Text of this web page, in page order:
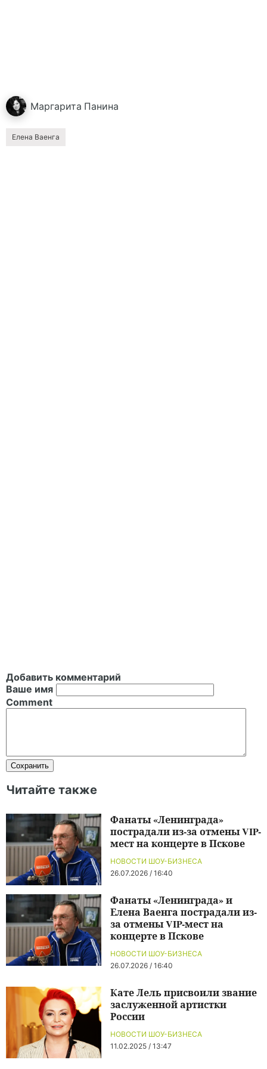
Маргарита Панина
Елена Ваенга
Добавить комментарий
Ваше имя
Comment
Читайте также
НОВОСТИ ШОУ-БИЗНЕСА
26.07.2026 / 16:40
Фанаты «Ленинграда»
пострадали из-за отмены VIP-
мест на концерте в Пскове
НОВОСТИ ШОУ-БИЗНЕСА
26.07.2026 / 16:40
Фанаты «Ленинграда» и
Елена Ваенга пострадали из-
за отмены VIP-мест на
концерте в Пскове
НОВОСТИ ШОУ-БИЗНЕСА
11.02.2025 / 13:47
Кате Лель присвоили звание
заслуженной артистки
России